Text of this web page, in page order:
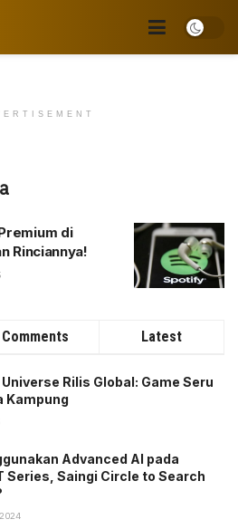
di
Rinciannya!
Comments Latest
Universe Rilis Global: Game Seru
Kampung
Advanced AI pada
Series, Saingi Circle to Search